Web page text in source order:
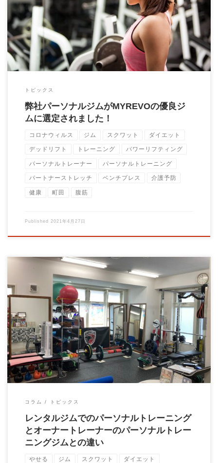
当パーソナルジムがフィットネス総合メディアのMYREVO（マ
イレボ）に、下記の記事で、優良パーソナル […]
トピックス
弊社パーソナルジムがMYREVOの優良ジ
ムに選定されました！
コロナウィルス ジム スクワット ダイエット
デッドリフト トレーニング パワーリフティング
パーソナルトレーナー パーソナルトレーニング
パートナーストレッチ ベンチプレス 介護予防
健康 町田 腹筋
Published 2021年4月27日
こんにちは！ この記事にレンタルジムについて調べて辿り着い
たトレーナーの方 申し訳ないですが当店はレ […]
コラム トピックス
レンタルジムでのパーソナルトレーニング
とオーナートレーナーのパーソナルトレー
ニングジムとの違い
やせる ジム スクワット ダイエット